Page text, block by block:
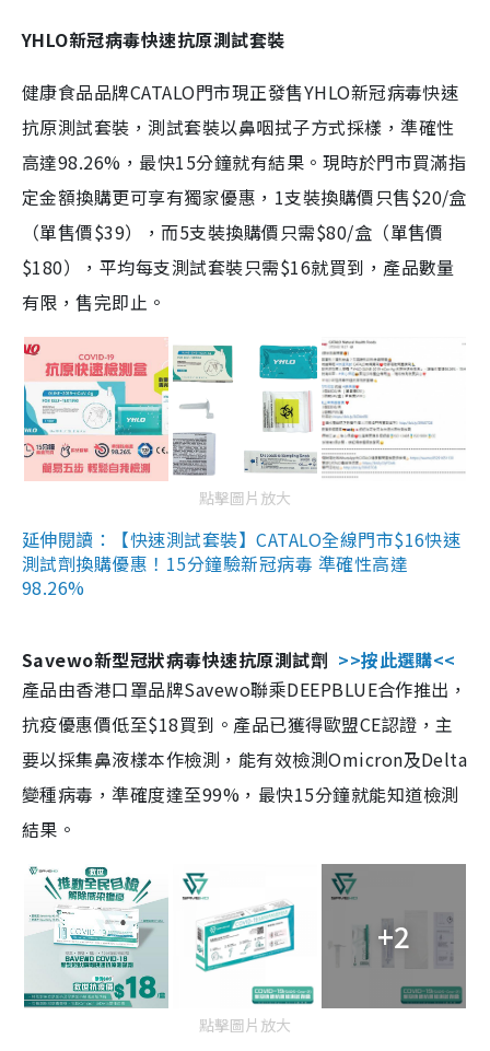
YHLO新冠病毒快速抗原測試套裝
健康食品品牌CATALO門市現正發售YHLO新冠病毒快速
抗原測試套裝，測試套裝以鼻咽拭子方式採樣，準確性
高達98.26%，最快15分鐘就有結果。現時於門市買滿指
定金額換購更可享有獨家優惠，1支裝換購價只售$20/盒
（單售價$39），而5支裝換購價只需$80/盒（單售價
$180），平均每支測試套裝只需$16就買到，產品數量
有限，售完即止。
點擊圖片放大
延伸閱讀：【快速測試套裝】CATALO全線門市$16快速
測試劑換購優惠！15分鐘驗新冠病毒 準確性高達
98.26%
Savewo新型冠狀病毒快速抗原測試劑 >>按此選購<<
產品由香港口罩品牌Savewo聯乘DEEPBLUE合作推出，
抗疫優惠價低至$18買到。產品已獲得歐盟CE認證，主
要以採集鼻液樣本作檢測，能有效檢測Omicron及Delta
變種病毒，準確度達至99%，最快15分鐘就能知道檢測
結果。
+2
點擊圖片放大